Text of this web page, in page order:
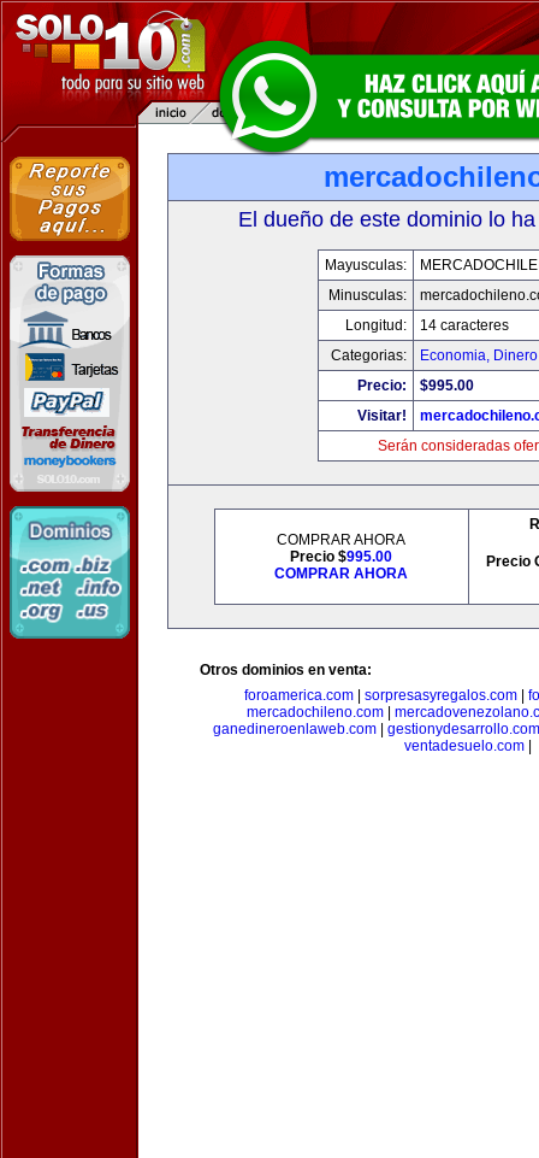
El dueño de este dominio lo
Mayusculas:
Minusculas:
Longitud:
14 caracteres
Categorias:
Economia,
Precio:
$995.00
Visitar!
Serán consideradas
COMPRAR AHORA
Precio $995.00
COMPRAR AHORA
Precio
Otros dominios en venta:
foroamerica.com
sorpresasyregalos.com
mercadochileno.com
ganedineroenlaweb.com
gestionydesarrollo.com
ventadesuelo.com